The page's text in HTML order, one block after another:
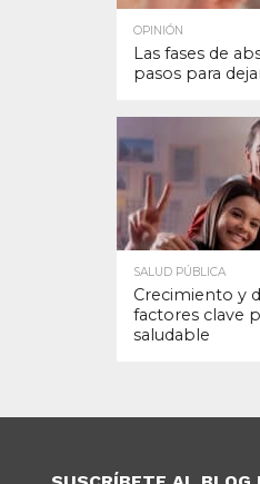
OPINIÓN
Las fases de
pasos para
SALUD PÚBLICA
Crecimiento y
factores clave
saludable